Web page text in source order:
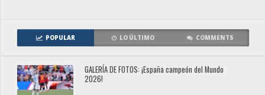
POPULAR LO ÚLTIMO COMMENTS
GALERÍA DE FOTOS: ¡España campeón del Mundo
2026!